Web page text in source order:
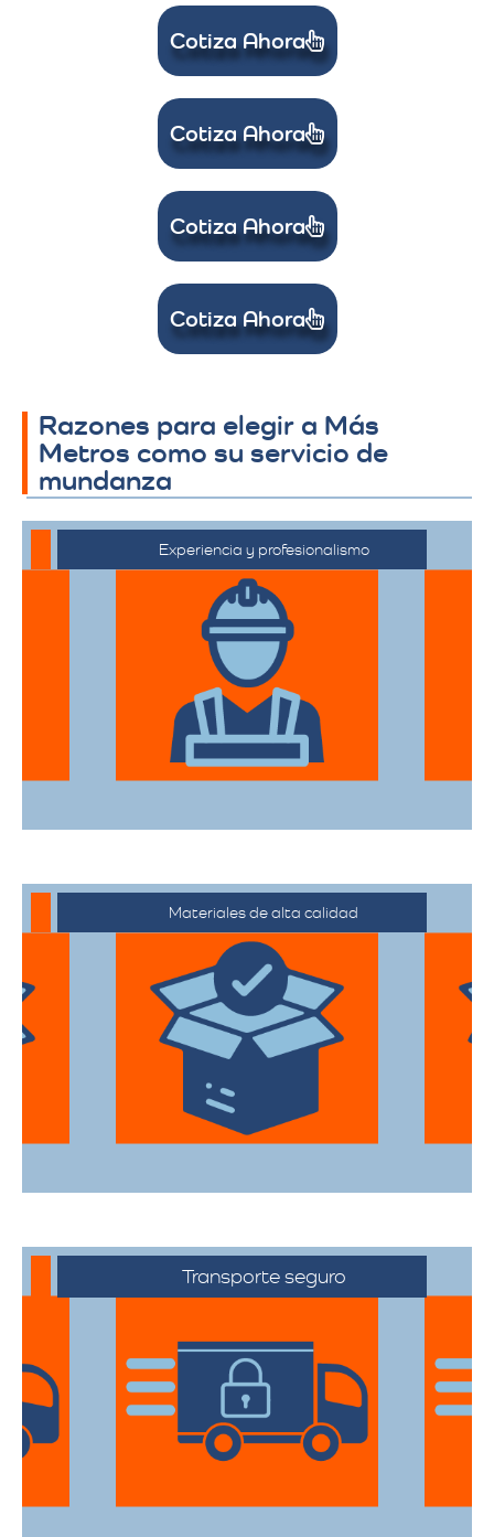
Cotiza Ahora
Cotiza Ahora
Cotiza Ahora
Cotiza Ahora
Razones para elegir a Más
Metros como su servicio de
mundanza
Experiencia y profesionalismo
El equipo de expertos en mudanzas de
alta gama está capacitado para manejar
desde objetos delicados hasta muebles
de gran tamaño con el mayor cuidado.
Materiales de alta calidad
Utilizan materiales de embalaje de
primera categoría para garantizar que
todas sus pertenencias estén protegidas
durante el traslado.
Transporte seguro
Los vehículos están equipados con
tecnología avanzada para asegurar que
cada artículo llegue en perfecto estado a
su destino.